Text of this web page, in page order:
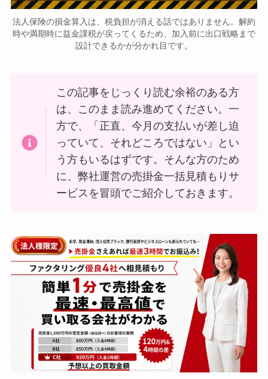
法人保険の損金算入は、税負担が消える話ではありません。解約
時や満期時に益金課税が戻ってくるため、加入前に出口戦略まで
設計できるかが分かれ目です。
この記事をじっくり読む余裕のある方
は、このまま読み進めてください。一
方で、「正直、今月の支払いが差し迫
っていて、それどころではない」とい
う方もいるはずです。そんな方のため
に、弊社運営の売掛金一括見積もりサ
ービスを冒頭でご紹介しておきます。